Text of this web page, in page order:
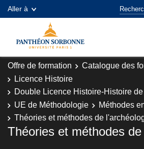
Aller à
Offre de formation Catalogue des
Licence Histoire
Double Licence Histoire-Histoire
UE de Méthodologie
Méthodes
Théories et méthodes de
Théories et méthodes